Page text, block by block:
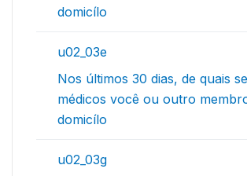
domicílo
u02_03e
Nos últimos 30 dias, de quais
médicos você ou outro
domicílo
u02_03g